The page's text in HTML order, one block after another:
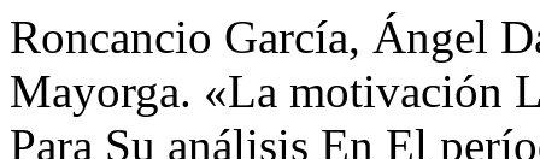
Roncancio García, Ángel
Mayorga. «La motivación
Para Su análisis En El